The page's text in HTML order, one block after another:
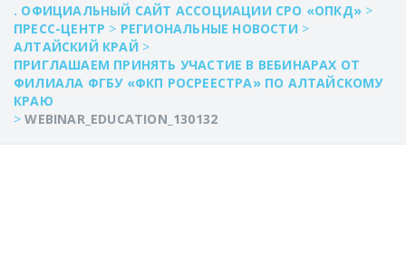
. ОФИЦИАЛЬНЫЙ САЙТ АССОЦИАЦИИ СРО «ОПКД» >
ПРЕСС-ЦЕНТР > РЕГИОНАЛЬНЫЕ НОВОСТИ >
АЛТАЙСКИЙ КРАЙ >
ПРИГЛАШАЕМ ПРИНЯТЬ УЧАСТИЕ В ВЕБИНАРАХ ОТ
ФИЛИАЛА ФГБУ «ФКП РОСРЕЕСТРА» ПО АЛТАЙСКОМУ
КРАЮ
>WEBINAR_EDUCATION_130132